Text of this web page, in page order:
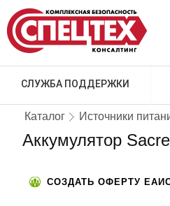
СЛУЖБА ПОДДЕРЖКИ
Каталог Источники
Аккумулятор
СОЗДАТЬ ОФЕРТУ